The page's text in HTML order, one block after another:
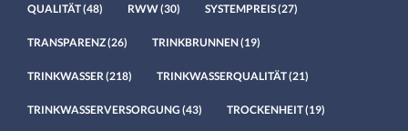
QUALITÄT(48) RWW(30) SYSTEMPREIS(27)
TRANSPARENZ(26) TRINKBRUNNEN(19)
TRINKWASSER(218) TRINKWASSERQUALITÄT(21)
TRINKWASSERVERSORGUNG (43) TROCKENHEIT(19)